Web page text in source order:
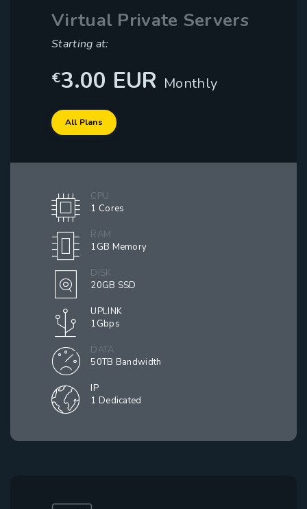
Virtual Private Servers
Starting at:
€3.00 EUR Monthly
All Plans
CPU
1 Cores
RAM
1GB Memory
DISK
20GB SSD
UPLINK
1Gbps
DATA
50TB Bandwidth
IP
1 Dedicated